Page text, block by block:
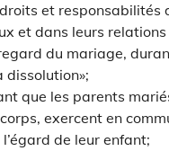
et responsabilités
et dans leurs
du mariage,
dissolution»;
que les parents
exercent en
de leur enfant;